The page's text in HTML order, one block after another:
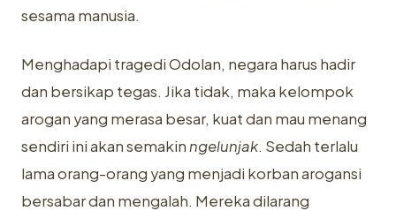
sesama manusia.
Menghadapi tragedi Odolan, negara harus hadir
dan bersikap tegas. Jika tidak, maka kelompok
arogan yang merasa besar, kuat dan mau menang
sendiri ini akan semakinngelunjak. Sedah terlalu
lama orang-orang yang menjadi korban arogansi
bersabar dan mengalah. Mereka dilarang